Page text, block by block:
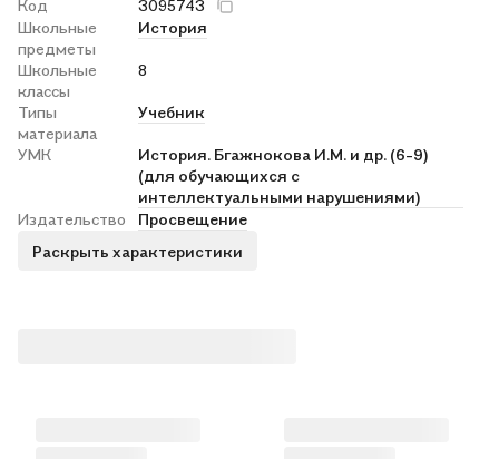
Код
3095743
Школьные
предметы
История
Школьные
классы
8
Типы
материала
Учебник
УМК
История. Бгажнокова И.М. и др. (6-9)
(для обучающихся с
интеллектуальными нарушениями)
Издательство
Просвещение
Раскрыть характеристики